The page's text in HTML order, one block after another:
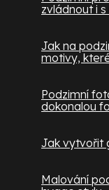
zvládnout i
Jak na
motivy,
Podzimní
dokonalou
Jak vytvořit
Malování